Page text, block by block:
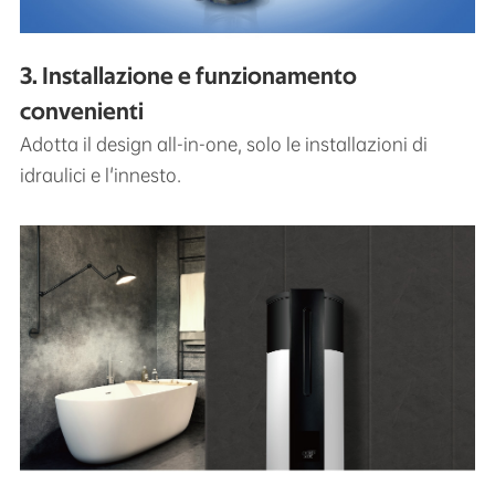
3. Installazione e funzionamento
convenienti
Adotta il design all-in-one, solo le installazioni di
idraulici e l'innesto.